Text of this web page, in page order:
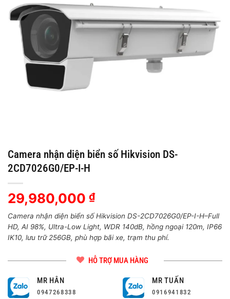
Camera nhận diện biển số Hikvision DS-
2CD7026G0/EP-I-H
29,980,000 ₫
Camera nhận diện biển số Hikvision DS-2CD7026G0/EP-I-H–Full
HD, AI 98%, Ultra-Low Light, WDR 140dB, hồng ngoại 120m, IP66
IK10, lưu trữ 256GB, phù hợp bãi xe, trạm thu phí.
HỖ TRỢ MUA HÀNG
MR HÂN
0947268338
MR TUẤN
0916941832